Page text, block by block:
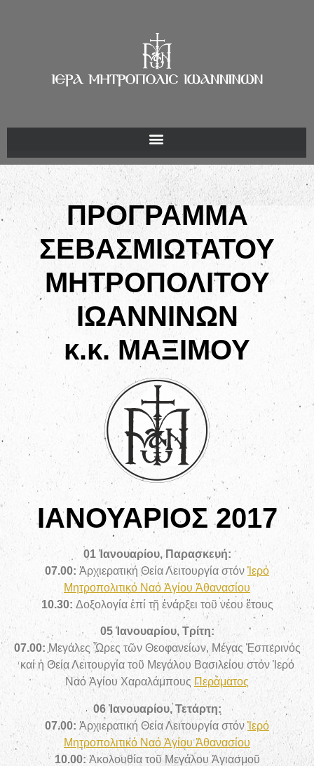
ΠΡΟΓΡΑΜΜΑ
ΣΕΒΑΣΜΙΩΤΑΤΟΥ
ΜΗΤΡΟΠΟΛΙΤΟΥ
ΙΩΑΝΝΙΝΩΝ
κ.κ. ΜΑΞΙΜΟΥ
ΙΑΝΟΥΑΡΙΟΣ 2017
01 Ἰανουαρίου, Παρασκευή:
07.00: Ἀρχιερατική Θεία Λειτουργία στόν Ἱερό
Μητροπολιτικό Ναό Ἁγίου Ἀθανασίου
10.30: Δοξολογία ἐπί τῇ ἐνάρξει τοῦ νέου ἔτους
05 Ἰανουαρίου, Τρίτη:
07.00: Μεγάλες Ὧρες τῶν Θεοφανείων, Μέγας Ἑσπερινός
καί ἡ Θεία Λειτουργία τοῦ Μεγάλου Βασιλείου στόν Ἱερό
Ναό Ἁγίου Χαραλάμπους Περάματος
06 Ἰανουαρίου, Τετάρτη:
07.00: Ἀρχιερατική Θεία Λειτουργία στόνἹερό
Μητροπολιτικό Ναό Ἁγίου Ἀθανασίου
10.00:Ἀκολουθία τοῦ Μεγάλου Ἁγιασμοῦ